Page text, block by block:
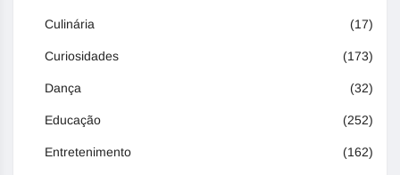
Culinária (17)
Curiosidades (173)
Dança (32)
Educação (252)
Entretenimento (162)